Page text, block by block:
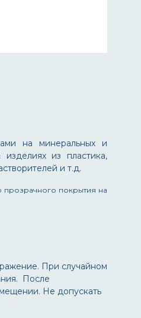
на минеральных и
из пластика,
и т.д.
прозрачного покрытия на
При случайном
После
Не допускать